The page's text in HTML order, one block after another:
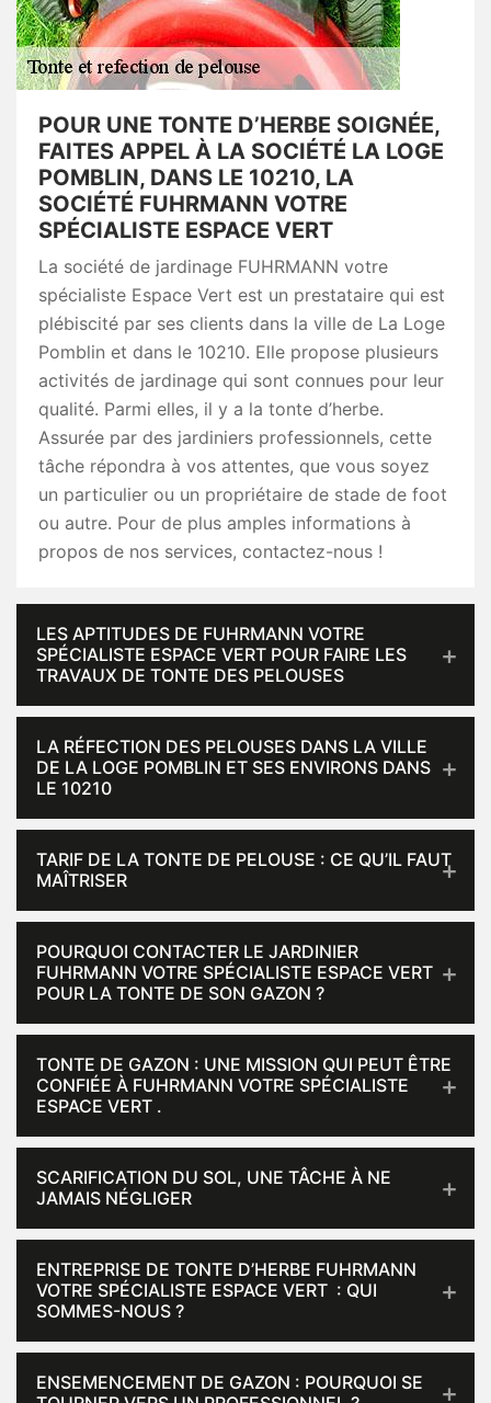
POUR UNE TONTE D’HERBE SOIGNÉE,
FAITES APPEL À LA SOCIÉTÉ LA LOGE
POMBLIN, DANS LE 10210, LA
SOCIÉTÉ FUHRMANN VOTRE
SPÉCIALISTE ESPACE VERT
La société de jardinage FUHRMANN votre
spécialiste Espace Vert est un prestataire qui est
plébiscité par ses clients dans la ville de La Loge
Pomblin et dans le 10210. Elle propose plusieurs
activités de jardinage qui sont connues pour leur
qualité. Parmi elles, il y a la tonte d’herbe.
Assurée par des jardiniers professionnels, cette
tâche répondra à vos attentes, que vous soyez
un particulier ou un propriétaire de stade de foot
ou autre. Pour de plus amples informations à
propos de nos services, contactez-nous !
LES APTITUDES DE FUHRMANN VOTRE
SPÉCIALISTE ESPACE VERT POUR FAIRE LES
TRAVAUX DE TONTE DES PELOUSES
LA RÉFECTION DES PELOUSES DANS LA VILLE
DE LA LOGE POMBLIN ET SES ENVIRONS DANS
LE 10210
TARIF DE LA TONTE DE PELOUSE : CE QU’IL FAUT
MAÎTRISER
POURQUOI CONTACTER LE JARDINIER
FUHRMANN VOTRE SPÉCIALISTE ESPACE VERT
POUR LA TONTE DE SON GAZON ?
TONTE DE GAZON : UNE MISSION QUI PEUT ÊTRE
CONFIÉE À FUHRMANN VOTRE SPÉCIALISTE
ESPACE VERT .
SCARIFICATION DU SOL, UNE TÂCHE À NE
JAMAIS NÉGLIGER
ENTREPRISE DE TONTE D’HERBE FUHRMANN
VOTRE SPÉCIALISTE ESPACE VERT : QUI
SOMMES-NOUS ?
ENSEMENCEMENT DE GAZON : POURQUOI SE